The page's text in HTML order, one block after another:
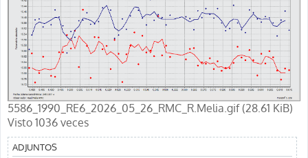
5586_1990_RE6_2026_05_26_RMC_R.Melia.gif (28.61 KiB)
Visto 1036 veces
ADJUNTOS